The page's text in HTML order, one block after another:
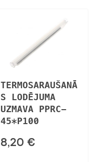
TERMOSARAUŠANĀ
S LODĒJUMA
UZMAVA PPRC-
45*P100
8,20 €